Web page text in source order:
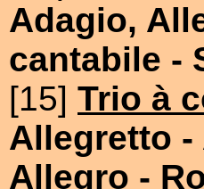
Adagio,
cantabile -
[15] Trio à
Allegretto -
Allegro -